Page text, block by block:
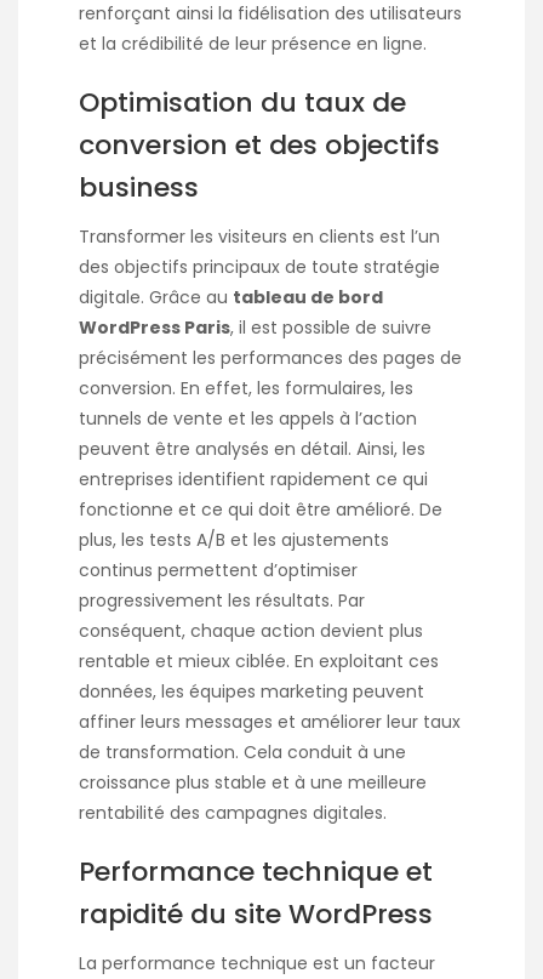
renforçant ainsi la fidélisation des utilisateurs
et la crédibilité de leur présence en ligne.
Optimisation du taux de
conversion et des objectifs
business
Transformer les visiteurs en clients est l’un
des objectifs principaux de toute stratégie
digitale. Grâce au tableau de bord
WordPress Paris, il est possible de suivre
précisément les performances des pages de
conversion. En effet, les formulaires, les
tunnels de vente et les appels à l’action
peuvent être analysés en détail. Ainsi, les
entreprises identifient rapidement ce qui
fonctionne et ce qui doit être amélioré. De
plus, les tests A/B et les ajustements
continus permettent d’optimiser
progressivement les résultats. Par
conséquent, chaque action devient plus
rentable et mieux ciblée. En exploitant ces
données, les équipes marketing peuvent
affiner leurs messages et améliorer leur taux
de transformation. Cela conduit à une
croissance plus stable et à une meilleure
rentabilité des campagnes digitales.
Performance technique et
rapidité du site WordPress
La performance technique est un facteur